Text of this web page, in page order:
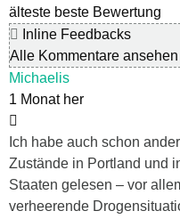
älteste beste Bewertung
Inline Feedbacks
Alle Kommentare ansehen
Michaelis
1 Monat her
Ich habe auch schon
Zustände in Portland und
Staaten gelesen – vor
verheerende